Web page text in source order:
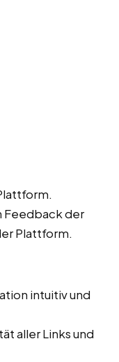
Feedback der
Plattform.
intuitiv und
aller Links und